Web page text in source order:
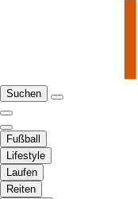
Suchen
Fußball
Lifestyle
Laufen
Reiten